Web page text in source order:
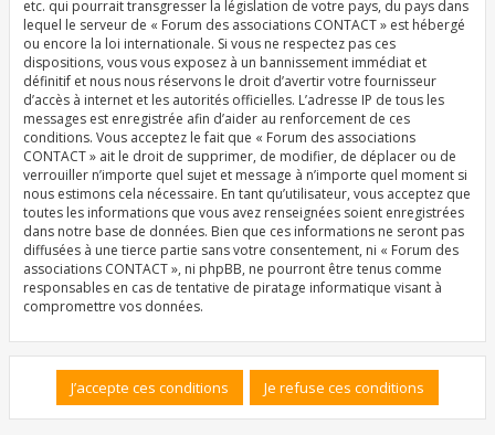
etc. qui pourrait transgresser la législation de votre pays, du pays dans
lequel le serveur de « Forum des associations CONTACT » est hébergé
ou encore la loi internationale. Si vous ne respectez pas ces
dispositions, vous vous exposez à un bannissement immédiat et
définitif et nous nous réservons le droit d’avertir votre fournisseur
d’accès à internet et les autorités officielles. L’adresse IP de tous les
messages est enregistrée afin d’aider au renforcement de ces
conditions. Vous acceptez le fait que « Forum des associations
CONTACT » ait le droit de supprimer, de modifier, de déplacer ou de
verrouiller n’importe quel sujet et message à n’importe quel moment si
nous estimons cela nécessaire. En tant qu’utilisateur, vous acceptez que
toutes les informations que vous avez renseignées soient enregistrées
dans notre base de données. Bien que ces informations ne seront pas
diffusées à une tierce partie sans votre consentement, ni « Forum des
associations CONTACT », ni phpBB, ne pourront être tenus comme
responsables en cas de tentative de piratage informatique visant à
compromettre vos données.